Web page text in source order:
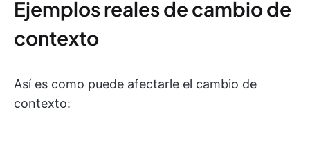
Ejemplos reales de cambio de
contexto
Así es como puede afectarle el cambio de
contexto: